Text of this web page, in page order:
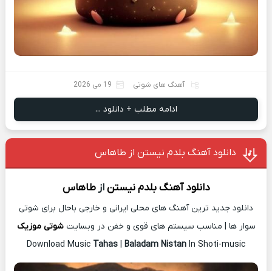
آهنگ های شوتی 19 می 2026
ادامه مطلب + دانلود ...
دانلود آهنگ بلدم نیستن از طاهاس
دانلود آهنگ بلدم نیستنازطاهاس
دانلود جدید ترین آهنگ های محلی ایرانی و خارجی باحال برای شوتی
سوار ها | مناسب سیستم های قوی و خفن در وبسایتشوتی موزیک
Download Music Tahas | Baladam Nistan In Shoti-music